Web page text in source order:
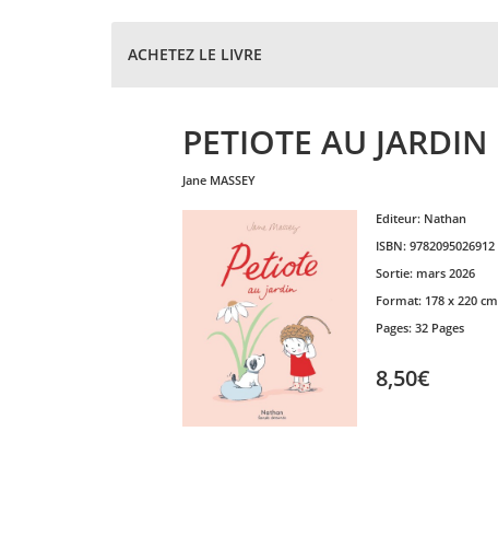
ACHETEZ LE LIVRE
PETIOTE AU JARDIN
jane MASSEY
Editeur: Nathan
ISBN: 9782095026912
Sortie: mars 2026
Format: 178 x 220 cm
Pages: 32 Pages
8,50€